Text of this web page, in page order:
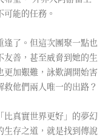
能的任務。
了。但這次團聚一點也
善，甚至威脅到她的生
更加艱難，詠歎調開始害
他們兩人唯一的出路？
真實世界更好」的夢幻
存之道，就是找到傳說